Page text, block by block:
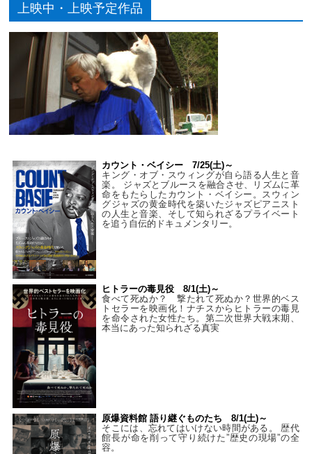
上映中・上映予定作品
カウント・ベイシー 7/25(土)～
キング・オブ・スウィングが自ら語る人生と音
楽。 ジャズとブルースを融合させ、リズムに革
命をもたらしたカウント・ベイシー。スウィン
グジャズの黄金時代を築いたジャズピアニスト
の人生と音楽、そして知られざるプライベート
を追う自伝的ドキュメンタリー。
ヒトラーの毒見役 8/1(土)～
食べて死ぬか？ 撃たれて死ぬか？世界的ベス
トセラーを映画化！ナチスからヒトラーの毒見
を命令された女性たち。第二次世界大戦末期、
本当にあった知られざる真実
原爆資料館 語り継ぐものたち 8/1(土)～
そこには、忘れてはいけない時間がある。 歴代
館長が命を削って守り続けた”歴史の現場”の全
容。